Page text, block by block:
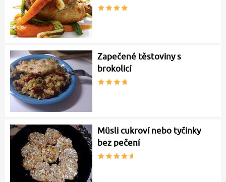
Zapečené těstoviny s
brokolicí
Müsli cukroví nebo tyčinky
bez pečení